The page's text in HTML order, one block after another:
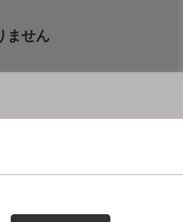
ません